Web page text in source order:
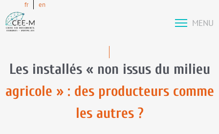
fr en
MENU
Les installés « non issus du milieu
agricole » : des producteurs comme
les autres ?